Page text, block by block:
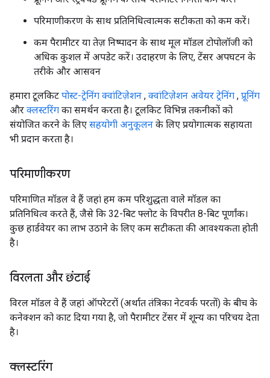
परिमाणीकरण के साथ प्रतिनिधित्वात्मक सटीकता को कम करें।
कम पैरामीटर या तेज़ निष्पादन के साथ मूल मॉडल टोपोलॉजी को
अधिक कुशल में अपडेट करें। उदाहरण के लिए, टेंसर अपघटन के
तरीके और आसवन
हमारा टूलकिट पोस्ट-ट्रेनिंग क्वांटिज़ेशन , क्वांटिज़ेशन अवेयर ट्रेनिंग , प्रूनिंग
और क्लस्टरिंग का समर्थन करता है। टूलकिट विभिन्न तकनीकों को
संयोजित करने के लिए सहयोगी अनुकूलन के लिए प्रयोगात्मक सहायता
भी प्रदान करता है।
परिमाणीकरण
परिमाणित मॉडल वे हैं जहां हम कम परिशुद्धता वाले मॉडल का
प्रतिनिधित्व करते हैं, जैसे कि 32-बिट फ्लोट के विपरीत 8-बिट पूर्णांक।
कुछ हार्डवेयर का लाभ उठाने के लिए कम सटीकता की आवश्यकता होती
है।
विरलता और छंटाई
विरल मॉडल वे हैं जहां ऑपरेटरों (अर्थात तंत्रिका नेटवर्क परतों) के बीच के
कनेक्शन को काट दिया गया है, जो पैरामीटर टेंसर में शून्य का परिचय देता
है।
क्लस्टरिंग